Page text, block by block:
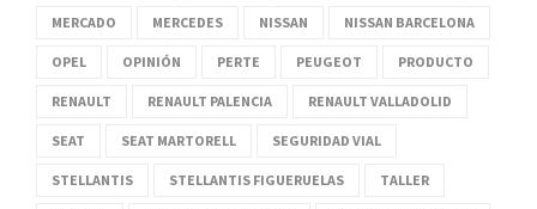
MERCADO MERCEDES NISSAN NISSAN BARCELONA
OPEL OPINIÓN PERTE PEUGEOT PRODUCTO
RENAULT RENAULT PALENCIA RENAULT VALLADOLID
SEAT SEAT MARTORELL SEGURIDAD VIAL
STELLANTIS STELLANTIS FIGUERUELAS TALLER